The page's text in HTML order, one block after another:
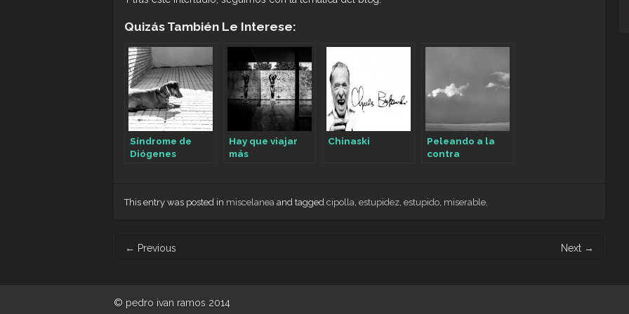
Quizás También Le Interese:
Síndrome de
Diógenes
Hay que viajar
más
Chinaski
Peleando a la
contra
This entry was posted in miscelanea and tagged cipolla, estupidez, estupido, miserable.
navigation
← Previous Next →
© pedro ivan ramos 2014